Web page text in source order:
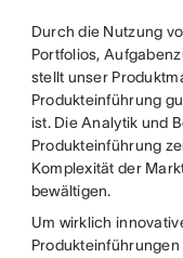
Durch die Nutzung
Portfolios,
stellt unser
Produkteinführung
ist. Die Analytik und
Produkteinführung
Komplexität der
bewältigen.
Um wirklich